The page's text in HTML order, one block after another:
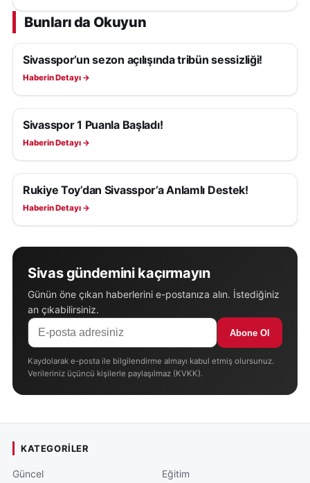
Bunları da Okuyun
SIVASSPOR HABERLERI
Sivasspor’un sezon açılışında tribün sessizliği!
Haberin Detayı →
SIVASSPOR HABERLERI
Sivasspor 1 Puanla Başladı!
Haberin Detayı →
SIVASSPOR HABERLERI
Rukiye Toy’dan Sivasspor’a Anlamlı Destek!
Haberin Detayı →
Sivas gündemini kaçırmayın
Günün öne çıkan haberlerini e-postanıza alın. İstediğiniz
an çıkabilirsiniz.
Abone Ol
Kaydolarak e-posta ile bilgilendirme almayı kabul etmiş olursunuz.
Verileriniz üçüncü kişilerle paylaşılmaz (KVKK).
KATEGORILER
Güncel
Eğitim